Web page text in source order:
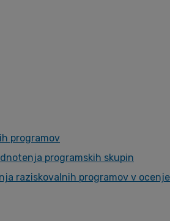
programov
programskih skupin
raziskovalnih programov v